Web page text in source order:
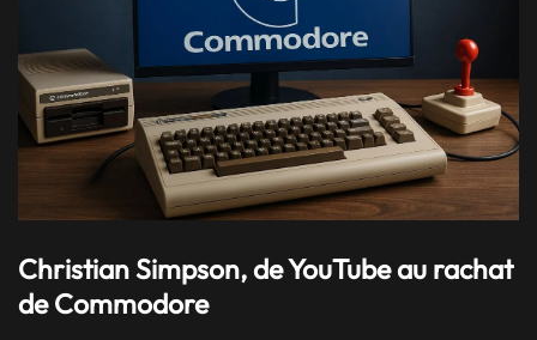
Christian Simpson, de YouTube au rachat
de Commodore